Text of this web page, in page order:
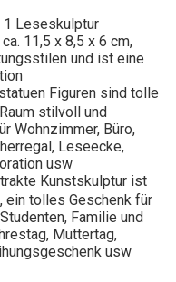
1 Leseskulptur
11,5 x 8,5 x 6 cm,
und ist eine
Figuren sind tolle
stilvoll und
Wohnzimmer, Büro,
Leseecke,
usw
Kunstskulptur ist
ein tolles Geschenk für
Familie und
Muttertag,
usw